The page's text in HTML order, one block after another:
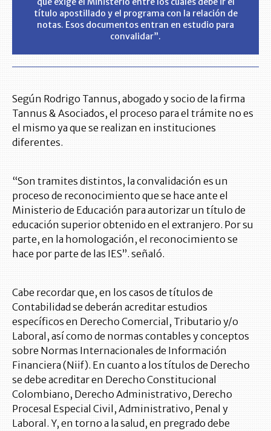
título apostillado y el programa con la relación de
notas. Esos documentos entran en estudio para
convalidar”.
Según Rodrigo Tannus, abogado y socio de la firma
Tannus & Asociados, el proceso para el trámite no es
el mismo ya que se realizan en instituciones
diferentes.
“Son tramites distintos, la convalidación es un
proceso de reconocimiento que se hace ante el
Ministerio de Educación para autorizar un título de
educación superior obtenido en el extranjero. Por su
parte, en la homologación, el reconocimiento se
hace por parte de las IES”. señaló.
Cabe recordar que, en los casos de títulos de
Contabilidad se deberán acreditar estudios
específicos en Derecho Comercial, Tributario y/o
Laboral, así como de normas contables y conceptos
sobre Normas Internacionales de Información
Financiera (Niif). En cuanto a los títulos de Derecho
se debe acreditar en Derecho Constitucional
Colombiano, Derecho Administrativo, Derecho
Procesal Especial Civil, Administrativo, Penal y
Laboral. Y, en torno a la salud, en pregrado debe